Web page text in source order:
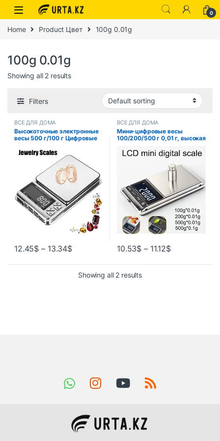
0
Home Product Цвет 100g 0.01g
100g 0.01g
Showing all 2 results
Filters
ВСЕ ДЛЯ ДОМА
Высокоточные электронные
весы 500 г/100 г Цифровые
Карманные кухонные весы из
нержавеющей стали
12.45$ – 13.34$
ВСЕ ДЛЯ ДОМА
Мини-цифровые весы
100/200/500 г 0,01 г, высокая
карманные весы с ЖК-
подсветкой для ювелирных
изделий, вес грамм для кухни
10.53$ – 11.12$
Showing all 2 results